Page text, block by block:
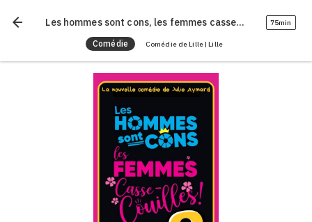
arrow_back Les hommes sont cons, les femmes casse-couilles, la suite ! 75min
Comédie Comédie de Lille | Lille